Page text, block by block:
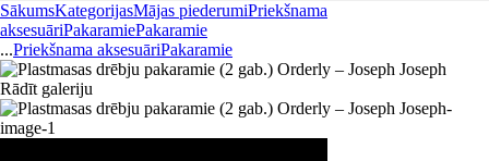
SākumsKategorijasMājas piederumiPriekšnama
aksesuāriPakaramiePakaramie
...Priekšnama aksesuāriPakaramie
Rādīt galeriju